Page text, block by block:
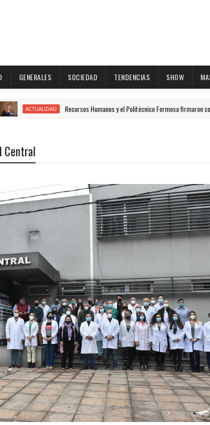
GENERALES SOCIEDAD TENDENCIAS SHOW
Recursos Humanos y el Politécnico Formosa firmaron convenio
Central